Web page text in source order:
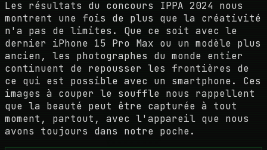
Les résultats du concours IPPA 2024 nous
montrent une fois de plus que la créativité
n'a pas de limites. Que ce soit avec le
dernier iPhone 15 Pro Max ou un modèle plus
ancien, les photographes du monde entier
continuent de repousser les frontières de
ce qui est possible avec un smartphone. Ces
images à couper le souffle nous rappellent
que la beauté peut être capturée à tout
moment, partout, avec l'appareil que nous
avons toujours dans notre poche.